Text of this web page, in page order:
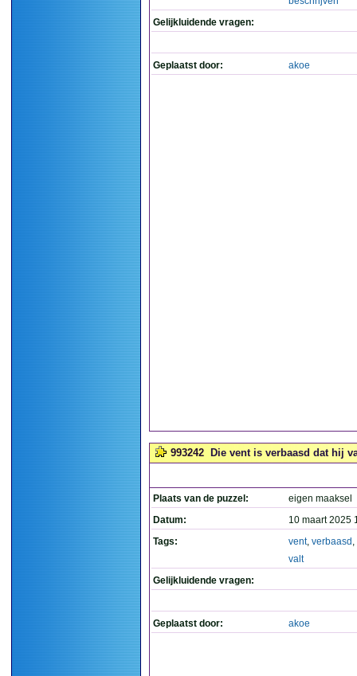
Gelijkluidende vragen:
Geplaatst door: akoe
993242 Die vent is verbaasd dat hij
Plaats van de puzzel:
eigen maaksel
Datum:
10 maart 2025
Tags:
vent, verbaasd ,
valt
Gelijkluidende vragen:
Geplaatst door: akoe